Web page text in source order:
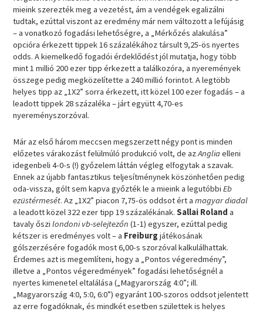
mieink szerezték meg a vezetést, ám a vendégek egalizálni
tudtak, ezúttal viszont az eredmény már nem változott a lefújásig
– a vonatkozó fogadási lehetőségre, a „Mérkőzés alakulása”
opcióra érkezett tippek 16 százalékához társult 9,25-ös nyertes
odds. A kiemelkedő fogadói érdeklődést jól mutatja, hogy több
mint 1 millió 200 ezer tipp érkezett a találkozóra, a nyeremények
összege pedig megközelítette a 240 millió forintot. A legtöbb
helyes tipp az „1X2” sorra érkezett, itt közel 100 ezer fogadás – a
leadott tippek 28 százaléka – járt együtt 4,70-es
nyereményszorzóval.
Már az első három meccsen megszerzett négy pont is minden
előzetes várakozást felülmúló produkció volt, de azAngliaelleni
idegenbeli 4-0-s (!) győzelem láttán végleg elfogytak a szavak.
Ennek az újabb fantasztikus teljesítménynek köszönhetően pedig
oda-vissza, gólt sem kapva győzték le a mieink a legutóbbiEb
ezüstérmesét. Az „1X2” piacon 7,75-ös oddsot ért amagyar diadal
a leadott közel 322 ezer tipp 19 százalékának.Sallai Roland a
tavaly őszilondoni vb-selejtezőn (1-1) egyszer, ezúttal pedig
kétszer is eredményes volt – a Freiburgjátékosának
gólszerzésére fogadók most 6,00-s szorzóval kalkulálhattak.
Érdemes azt is megemlíteni, hogy a „Pontos végeredmény”,
illetve a „Pontos végeredmények” fogadási lehetőségnél a
nyertes kimenetel eltalálása („Magyarország 4:0”; ill.
„Magyarország 4:0, 5:0, 6:0”) egyaránt 100-szoros oddsot jelentett
az erre fogadóknak, és mindkét esetben születtek is helyes